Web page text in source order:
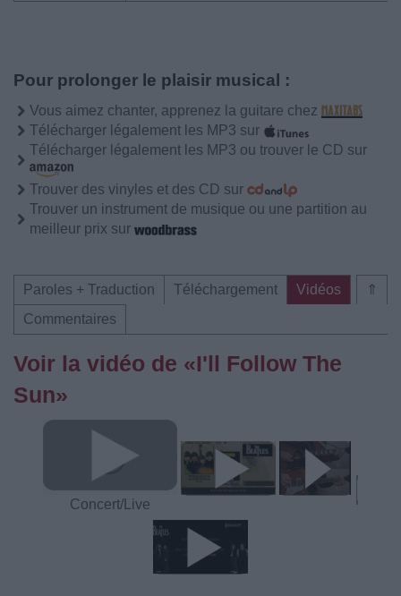
Pour prolonger le plaisir musical :
Vous aimez chanter, apprenez la guitare chez
Télécharger légalement les MP3 sur
Télécharger légalement les MP3 ou trouver le CD sur
Trouver des vinyles et des CD sur
Trouver un instrument de musique ou une partition au
meilleur prix sur
⇑
Paroles + Traduction Téléchargement
Vidéos
Commentaires
Voir la vidéo de «I'll Follow The
Sun»
Concert/Live